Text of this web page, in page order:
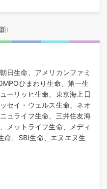
)
日生命、アメリカンファミ
ひまわり生命、第一生
ーリッヒ生命、東京海上日
セイ・ウェルス生命、ネオ
ュライフ生命、三井住友海
メットライフ生命、メディ
命、SBI生命、エヌエヌ生